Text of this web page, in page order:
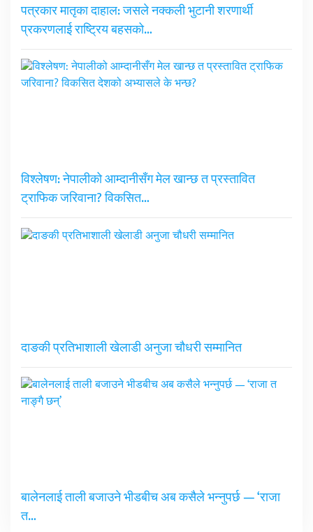
पत्रकार मातृका दाहाल: जसले नक्कली भुटानी शरणार्थी
प्रकरणलाई राष्ट्रिय बहसको…
विश्लेषण: नेपालीको आम्दानीसँग मेल खान्छ त प्रस्तावित
ट्राफिक जरिवाना? विकसित…
दाङकी प्रतिभाशाली खेलाडी अनुजा चौधरी सम्मानित
बालेनलाई ताली बजाउने भीडबीच अब कसैले भन्नुपर्छ — ‘राजा
त…